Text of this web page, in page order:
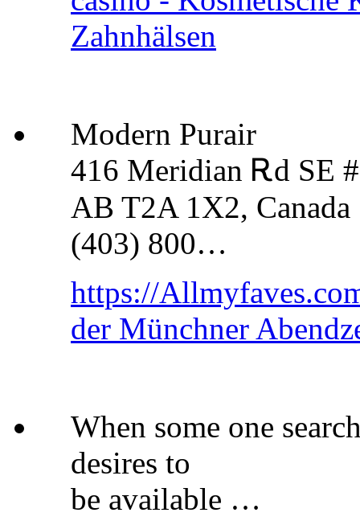
Zahnhälsen
Modern Purair
416 Meridian Ꭱd SE
AB T2A 1X2, Canada
(403) 800…
https://
der Münchner
When some one
desires to
be available …